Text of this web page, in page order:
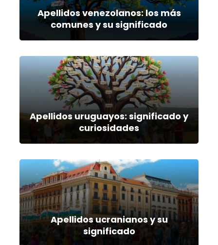
Apellidos venezolanos: los más
comunes y su significado
Apellidos uruguayos: significado y
curiosidades
Apellidos ucranianos y su
significado